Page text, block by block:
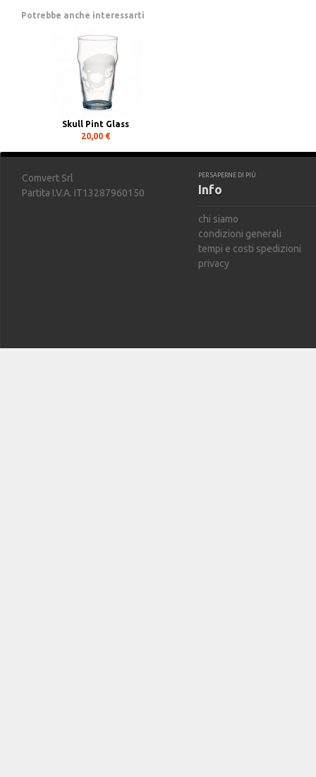
Potrebbe anche interessarti
Skull Pint Glass
20,00 €
Comvert Srl
Partita I.V.A. IT13287960150
PER SAPERNE DI PIÙ
Info
chi siamo
condizioni generali
tempi e costi spedizioni
privacy